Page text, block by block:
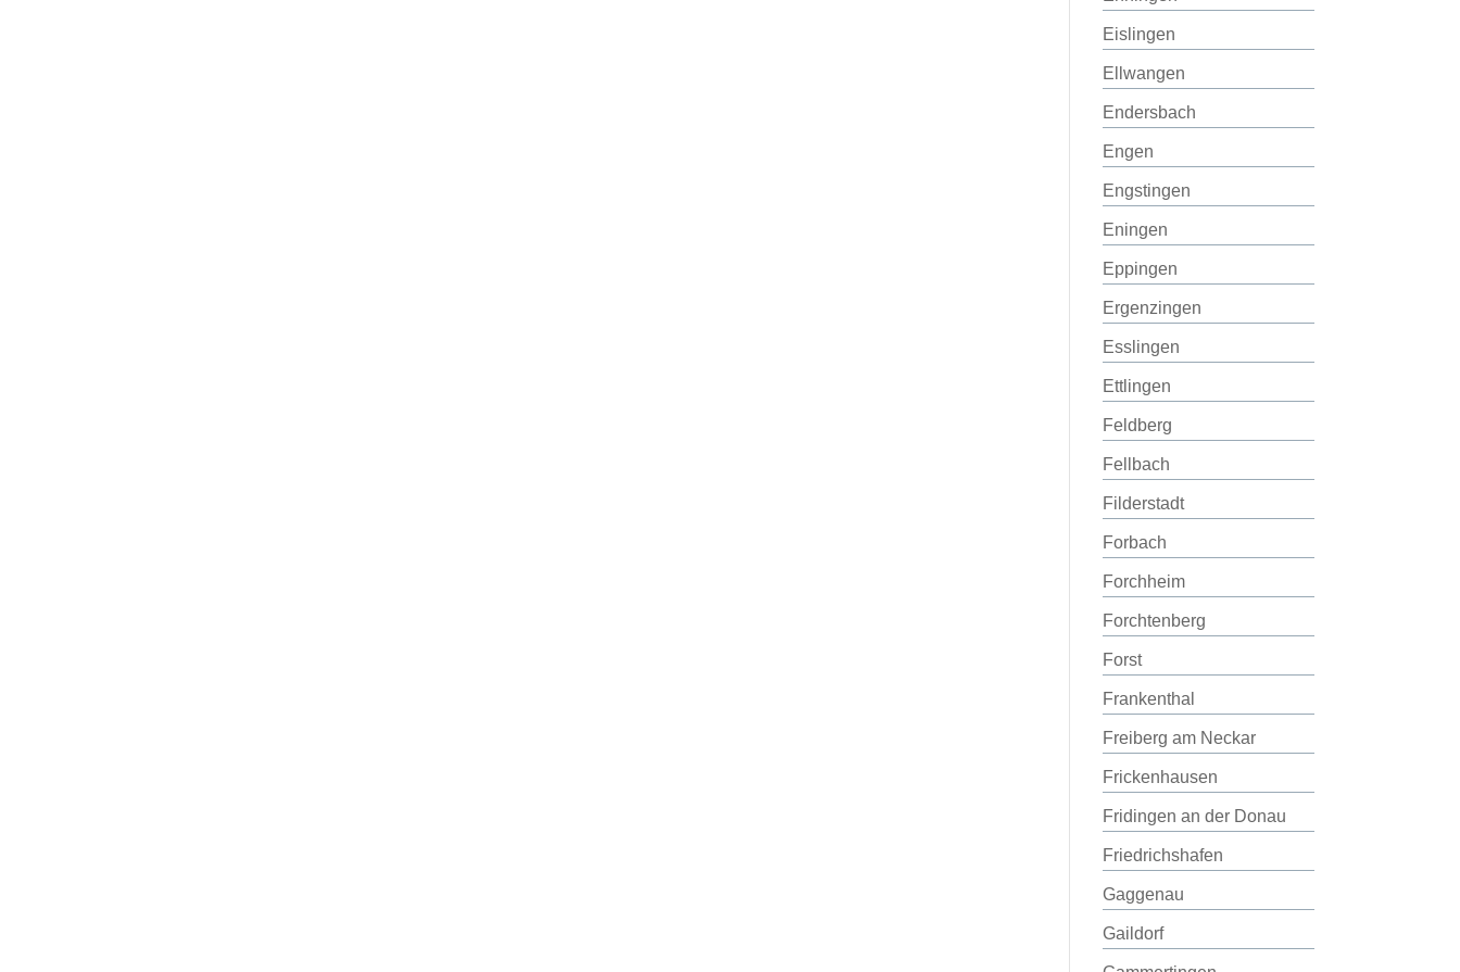
Eislingen
Ellwangen
Endersbach
Engen
Engstingen
Eningen
Eppingen
Ergenzingen
Esslingen
Ettlingen
Feldberg
Fellbach
Filderstadt
Forbach
Forchheim
Forchtenberg
Forst
Frankenthal
Freiberg am Neckar
Frickenhausen
Fridingen an der Donau
Friedrichshafen
Gaggenau
Gaildorf